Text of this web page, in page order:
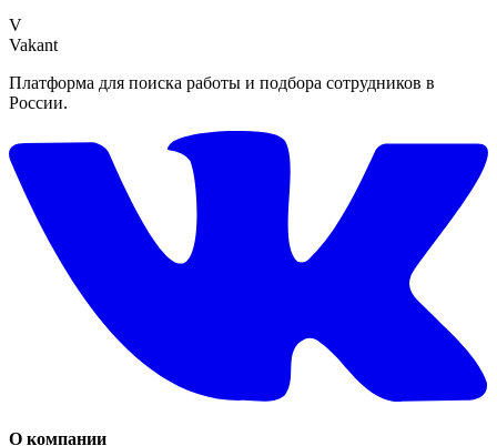
V
Vakant
Платформа для поиска работы и подбора сотрудников в
России.
О компании